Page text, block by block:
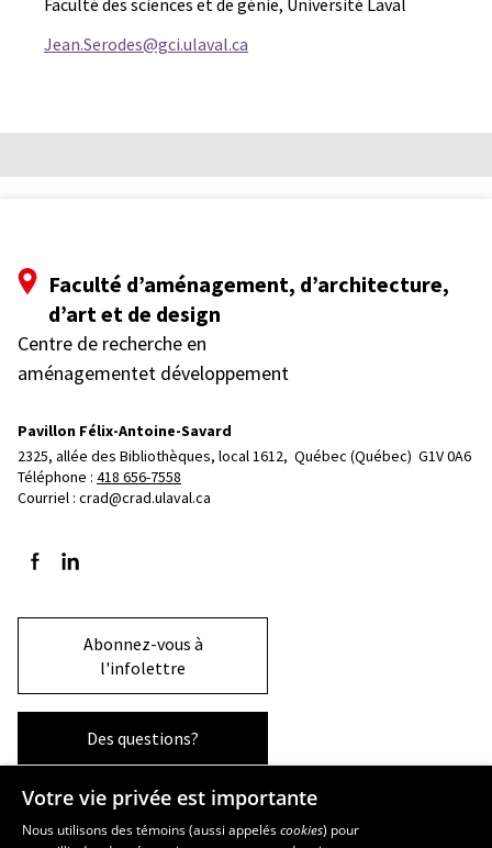
Faculté des sciences et de génie, Université Laval
Jean.Serodes@gci.ulaval.ca
Faculté d’aménagement, d’architecture,
d’art et de design
Centre de recherche en
aménagementet développement
Pavillon Félix-Antoine-Savard
2325, allée des Bibliothèques, local 1612, Québec (Québec)  G1V 0A6
Téléphone : 418 656-7558
Courriel : crad@crad.ulaval.ca
Suivez-nous sur Facebook
Suivez-nous sur LinkedIn
Abonnez-vous à
l'infolettre
Des questions?
La Faculté et ses écoles
Votre vie privée est importante
Nous utilisons des témoins (aussi appeléscookies) pour